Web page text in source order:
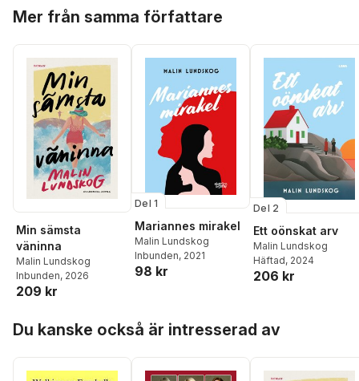
Mer från samma författare
Min sämsta
väninna
Malin Lundskog
Inbunden, 2026
209 kr
Del 1
Mariannes mirakel
Malin Lundskog
Inbunden, 2021
98 kr
Del 2
Ett oönskat arv
Malin Lundskog
Häftad, 2024
206 kr
Du kanske också är intresserad av